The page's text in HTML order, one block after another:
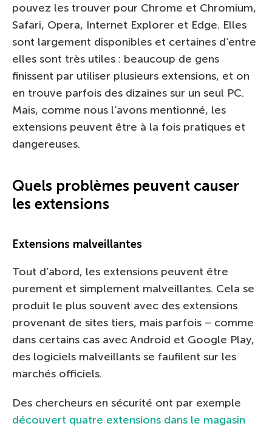
pouvez les trouver pour Chrome et Chromium,
Safari, Opera, Internet Explorer et Edge. Elles
sont largement disponibles et certaines d’entre
elles sont très utiles : beaucoup de gens
finissent par utiliser plusieurs extensions, et on
en trouve parfois des dizaines sur un seul PC.
Mais, comme nous l’avons mentionné, les
extensions peuvent être à la fois pratiques et
dangereuses.
Quels problèmes peuvent causer
les extensions
Extensions malveillantes
Tout d’abord, les extensions peuvent être
purement et simplement malveillantes. Cela se
produit le plus souvent avec des extensions
provenant de sites tiers, mais parfois – comme
dans certains cas avec Android et Google Play,
des logiciels malveillants se faufilent sur les
marchés officiels.
Des chercheurs en sécurité ont par exemple
découvert quatre extensions dans le magasin